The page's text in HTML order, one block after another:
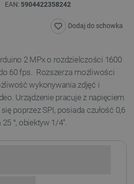
EAN: 5904422358242
Dodaj do schowka
2 MPx o rozdzielczości 1600
60 fps. Rozszerza możliwości
wykonywania zdjęć i
Urządzenie pracuje z napięciem
poprzez SPI, posiada czułość 0,6
°, obiektyw 1/4''.